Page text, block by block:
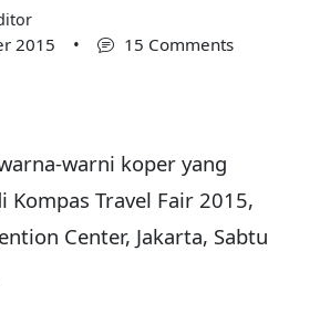
2015 • 15 Comments
warni koper yang
Kompas Travel Fair 2015,
Center, Jakarta, Sabtu